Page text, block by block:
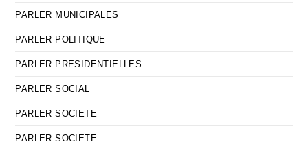
PARLER MUNICIPALES
PARLER POLITIQUE
PARLER PRESIDENTIELLES
PARLER SOCIAL
PARLER SOCIETE
PARLER SOCIETE